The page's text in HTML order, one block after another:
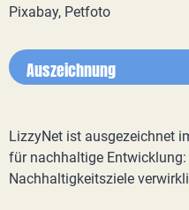
Pixabay, Petfoto
Auszeichnung
LizzyNet ist ausgezeichnet
für nachhaltige
Nachhaltigkeitsziele